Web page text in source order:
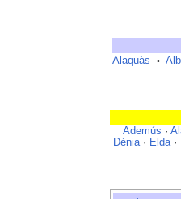
Alaquàs •
Ademús ·
Dénia · Elda ·